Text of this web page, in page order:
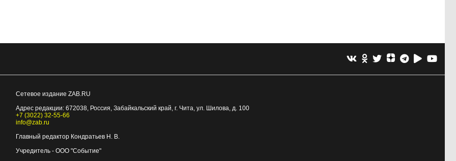
Сетевое издание ZAB.RU
Адрес редакции: 672038, Россия, Забайкальский край, г. Чита, ул. Шилова, д. 100
+7 (3022) 32-55-66
info@zab.ru
Главный редактор Кондратьев Н. В.
Учредитель - ООО "Событие"